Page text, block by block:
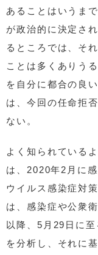
あることはいうま
が政治的に決定さ
るところでは、そ
ことは多くありう
を自分に都合の良
は、今回の任命拒
ない。
よく知られている
は、2020年2月に
ウイルス感染症対
は、感染症や公衆
以降、5月29日に
を分析し、それに